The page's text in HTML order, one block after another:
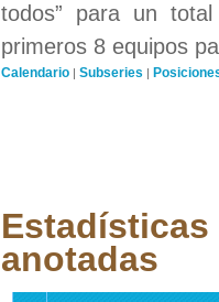
todos” para un
primeros 8 equipos
Calendario | Subseries |
Estadísticas
anotadas